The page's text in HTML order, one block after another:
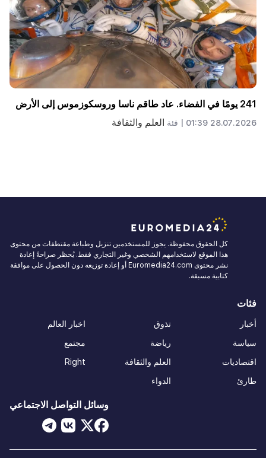
كيف ولماذا تم تسليم أغدام إلى أذربيجان في عام 2020، اسأل
نيكول باشينيان. آرثر خاتشاتريان
كل الحقوق محفوظة. يجوز للمستخدمين تنزيل وطباعة مقتطفات من محتوى
هذا الموقع لاستخدامهم الشخصي وغير التجاري فقط. يُحظر صراحةً إعادة
نشر محتوى Euromedia24.com أو إعادة توزيعه دون الحصول على موافقة
كتابية مسبقة.
فئات
أخبار
سياسة
اقتصاديات
طارئ
تذوق
رياضة
العلم والثقافة
الدواء
اخبار العالم
مجتمع
Right
وسائل التواصل الاجتماعي